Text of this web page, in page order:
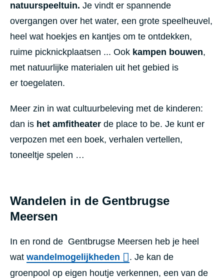
natuurspeeltuin. Je vindt er spannende
overgangen over het water, een grote speelheuvel,
heel wat hoekjes en kantjes om te ontdekken,
ruime picknickplaatsen ... Ook kampen bouwen,
met natuurlijke materialen uit het gebied is
er toegelaten.
Meer zin in wat cultuurbeleving met de kinderen:
dan is het amfitheater de place to be. Je kunt er
verpozen met een boek, verhalen vertellen,
toneeltje spelen …
Wandelen in de Gentbrugse
Meersen
In en rond de Gentbrugse Meersen heb je heel
wat wandelmogelijkheden
. Je kan de
groenpool op eigen houtje verkennen, een van de